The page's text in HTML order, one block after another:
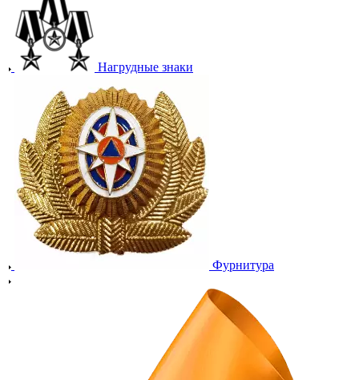
Нагрудные знаки
Фурнитура